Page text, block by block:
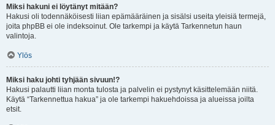
Miksi hakuni ei löytänyt mitään?
Hakusi oli todennäköisesti liian epämääräinen ja sisälsi useita yleisiä termejä,
joita phpBB ei ole indeksoinut. Ole tarkempi ja käytä Tarkennetun haun
valintoja.
Ylös
Miksi haku johti tyhjään sivuun!?
Hakusi palautti liian monta tulosta ja palvelin ei pystynyt käsittelemään niitä.
Käytä “Tarkennettua hakua” ja ole tarkempi hakuehdoissa ja alueissa joilta
etsit.